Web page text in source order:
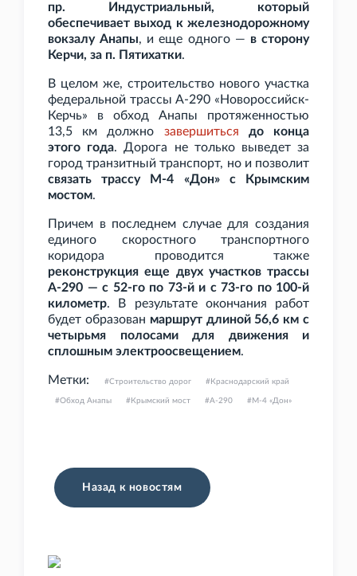
пр.
Индустриальный, который
обеспечивает выход к железнодорожному
вокзалу Анапы, и еще одного — в сторону
Керчи, за п. Пятихатки.
В целом же, строительство нового участка
федеральной трассы А-290 «Новороссийск-
Керчь» в обход Анапы протяженностью
13,5
км должно завершиться
до конца
этого года. Дорога не только выведет за
город транзитный транспорт, но и позволит
связать трассу М-4
«Дон» с Крымским
мостом.
Причем в последнем случае для создания
единого скоростного транспортного
коридора проводится также
реконструкция еще двух участков трассы
А-290 — с 52-го по 73-й и с 73-го по 100-й
километр. В результате окончания работ
будет образован маршрут длиной 56,6 км с
четырьмя полосами для движения и
сплошным электроосвещением.
Метки: Строительство дорог Краснодарский край
Обход Анапы Крымский мост А-290 М-4 «Дон»
Назад к новостям